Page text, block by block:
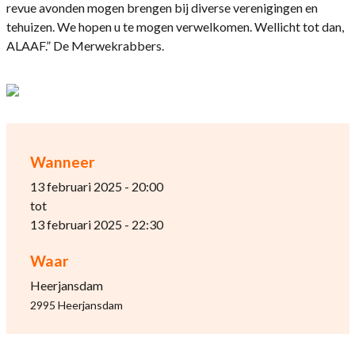
Wanneer
13 februari 2025 - 20:00
tot
13 februari 2025 - 22:30
Waar
Heerjansdam
2995 Heerjansdam
revue avonden mogen brengen bij diverse verenigingen en
tehuizen. We hopen u te mogen verwelkomen. Wellicht tot dan,
ALAAF.” De Merwekrabbers.